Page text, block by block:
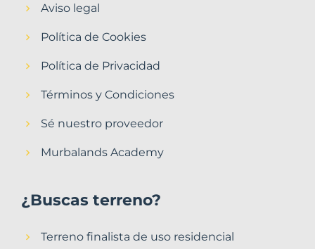
Aviso legal
Política de Cookies
Política de Privacidad
Términos y Condiciones
Sé nuestro proveedor
Murbalands Academy
¿Buscas terreno?
Terreno finalista de uso residencial